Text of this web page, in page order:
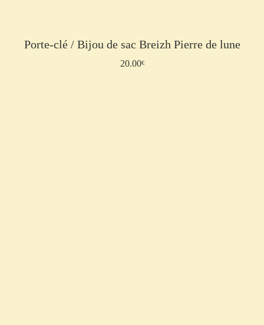
Porte-clé / Bijou de sac Breizh Pierre de lune
20.00€